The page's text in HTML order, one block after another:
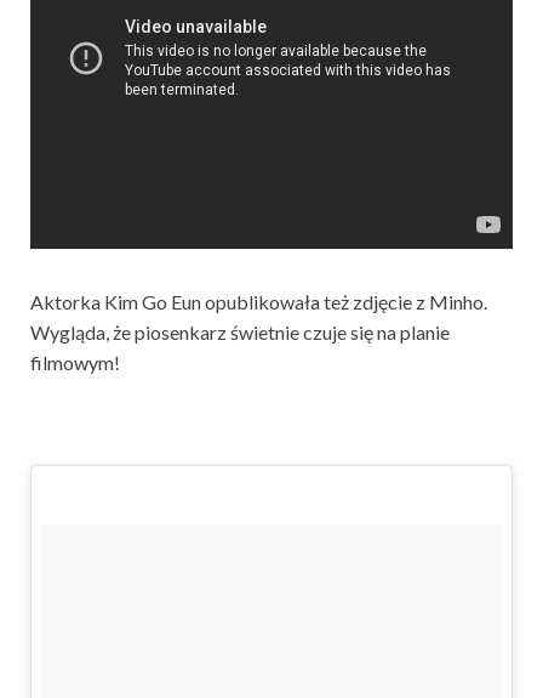
Aktorka Kim Go Eun opublikowała też zdjęcie z Minho.
Wygląda, że piosenkarz świetnie czuje się na planie
filmowym!